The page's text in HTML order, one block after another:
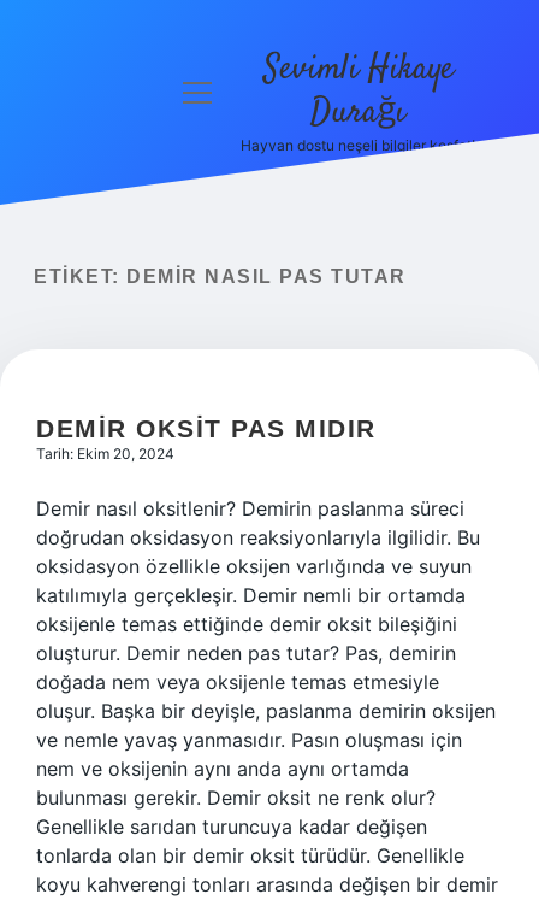
menüyü
Sevimli Hikaye
Durağı
Hayvan dostu neşeli bilgiler keşfet!
ETIKET: DEMIR NASIL PAS TUTAR
DEMIR OKSIT PAS MIDIR
Tarih: Ekim 20, 2024
Demir nasıl oksitlenir? Demirin paslanma süreci
doğrudan oksidasyon reaksiyonlarıyla ilgilidir. Bu
oksidasyon özellikle oksijen varlığında ve suyun
katılımıyla gerçekleşir. Demir nemli bir ortamda
oksijenle temas ettiğinde demir oksit bileşiğini
oluşturur. Demir neden pas tutar? Pas, demirin
doğada nem veya oksijenle temas etmesiyle
oluşur. Başka bir deyişle, paslanma demirin oksijen
ve nemle yavaş yanmasıdır. Pasın oluşması için
nem ve oksijenin aynı anda aynı ortamda
bulunması gerekir. Demir oksit ne renk olur?
Genellikle sarıdan turuncuya kadar değişen
tonlarda olan bir demir oksit türüdür. Genellikle
koyu kahverengi tonları arasında değişen bir demir